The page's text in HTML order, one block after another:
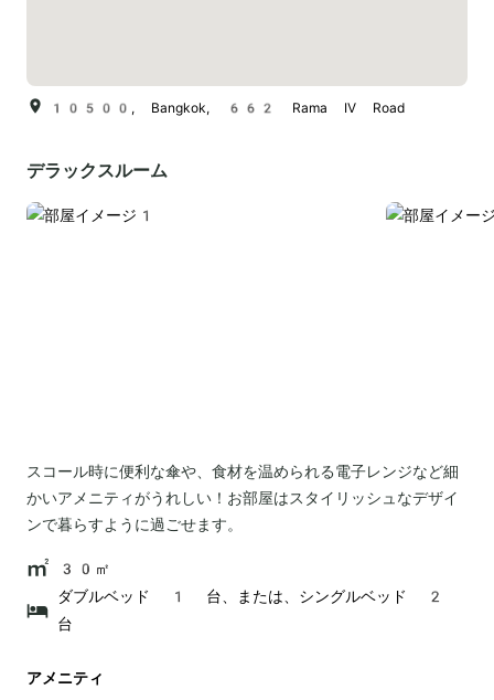
10500, Bangkok, 662 Rama IV Road
デラックスルーム
スコール時に便利な傘や、食材を温められる電子レンジなど細
かいアメニティがうれしい！お部屋はスタイリッシュなデザイ
ンで暮らすように過ごせます。
30㎡
ダブルベッド 1 台、または、シングルベッド 2
台
アメニティ